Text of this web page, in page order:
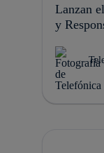
Lanzan el
y